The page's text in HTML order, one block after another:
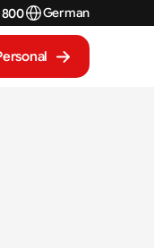
800Select Language
German